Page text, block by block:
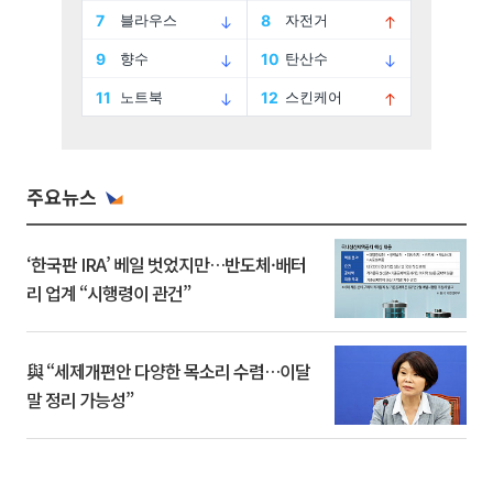
주요뉴스
‘한국판 IRA’ 베일 벗었지만…반도체·배터
리 업계 “시행령이 관건”
與 “세제개편안 다양한 목소리 수렴…이달
말 정리 가능성”